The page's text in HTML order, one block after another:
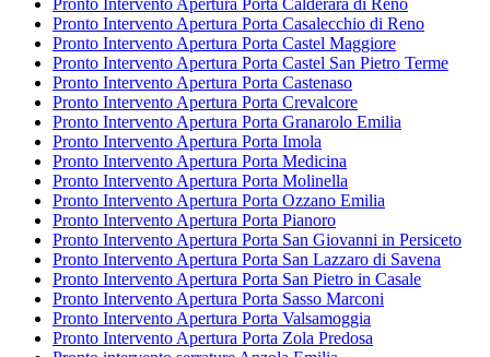
Pronto Intervento Apertura Porta Calderara di Reno
Pronto Intervento Apertura Porta Casalecchio di Reno
Pronto Intervento Apertura Porta Castel Maggiore
Pronto Intervento Apertura Porta Castel San Pietro Terme
Pronto Intervento Apertura Porta Castenaso
Pronto Intervento Apertura Porta Crevalcore
Pronto Intervento Apertura Porta Granarolo Emilia
Pronto Intervento Apertura Porta Imola
Pronto Intervento Apertura Porta Medicina
Pronto Intervento Apertura Porta Molinella
Pronto Intervento Apertura Porta Ozzano Emilia
Pronto Intervento Apertura Porta Pianoro
Pronto Intervento Apertura Porta San Giovanni in Persiceto
Pronto Intervento Apertura Porta San Lazzaro di Savena
Pronto Intervento Apertura Porta San Pietro in Casale
Pronto Intervento Apertura Porta Sasso Marconi
Pronto Intervento Apertura Porta Valsamoggia
Pronto Intervento Apertura Porta Zola Predosa